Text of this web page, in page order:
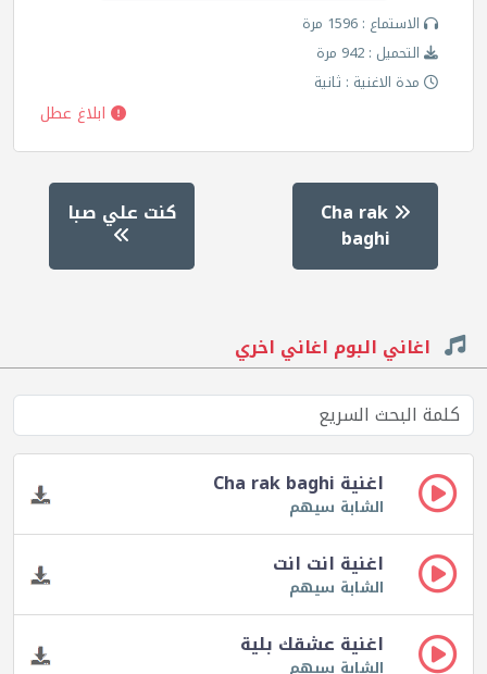
الاستماع : 1596 مرة
التحميل : 942 مرة
مدة الاغنية : ثانية
ابلاغ عطل
Cha rak
baghi
كنت علي صبا
اغاني البوم اغاني اخري
اغنية Cha rak baghi
الشابة سيهم
اغنية انت انت
الشابة سيهم
اغنية عشقك بلية
الشابة سيهم